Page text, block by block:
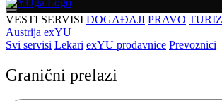
VESTI SERVISI DOGAĐAJI PRAVO
Austrija exYU
Svi servisi Lekari exYU prodavnice Prevoznici
Granični prelazi